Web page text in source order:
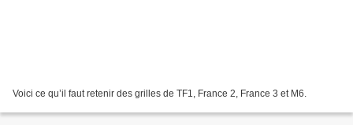
Voici ce qu’il faut retenir des grilles de TF1, France 2, France 3 et M6.